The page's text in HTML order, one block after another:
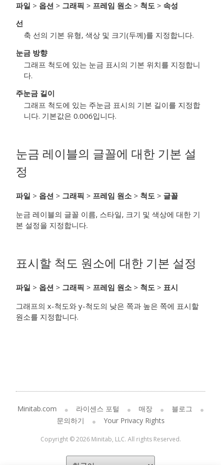
파일 > 옵션 > 그래픽 > 프레임 원소 > 척도 > 속성
선
축 선의 기본 유형, 색상 및 크기(두께)를 지정합니다.
눈금 방향
그래프 척도에 있는 눈금 표시의 기본 위치를 지정합니
다.
주눈금 길이
그래프 척도에 있는 주눈금 표시의 기본 길이를 지정합
니다. 기본값은 0.006입니다.
눈금 레이블의 글꼴에 대한 기본 설
정
파일 > 옵션 > 그래픽 > 프레임 원소 > 척도 > 글꼴
눈금 레이블의 글꼴 이름, 스타일, 크기 및 색상에 대한 기
본 설정을 지정합니다.
표시할 척도 원소에 대한 기본 설정
파일 > 옵션 > 그래픽 > 프레임 원소 > 척도 > 표시
그래프의 x-척도와 y-척도의 낮은 쪽과 높은 쪽에 표시할
원소를 지정합니다.
Minitab.com 라이센스 포털 매장
블로그
문의하기
Your Privacy Rights
Copyright © 2026 Minitab, LLC. All rights Reserved.